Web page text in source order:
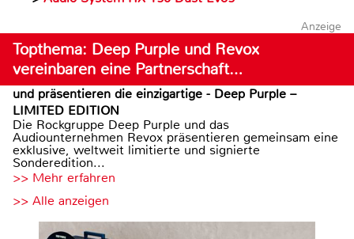
Anzeige
Topthema: Deep Purple und Revox
vereinbaren eine Partnerschaft…
und präsentieren die einzigartige - Deep Purple –
LIMITED EDITION
Die Rockgruppe Deep Purple und das
Audiounternehmen Revox präsentieren gemeinsam eine
exklusive, weltweit limitierte und signierte
Sonderedition...
>> Mehr erfahren
>> Alle anzeigen